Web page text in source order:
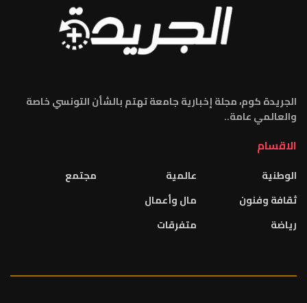
الجريدة كوم، مجلة إخبارية جامعة تهتم بالشأن التونسي خاصة
والعالمي عامة..
الاقسام
الوطنية
ثقافة وفنون
رياضة
عالمية
مال وأعمال
متفرقات
مجتمع